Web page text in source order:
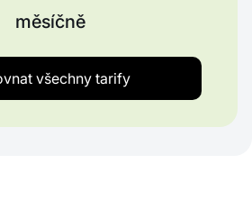
měsíčně
všechny tarify